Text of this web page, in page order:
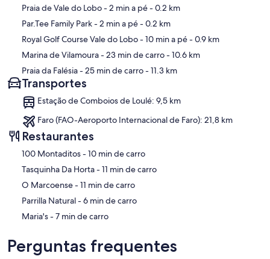
Mapa
Praia de Vale do Lobo- 2 min a pé- 0.2 km
Par.Tee Family Park- 2 min a pé- 0.2 km
Royal Golf Course Vale do Lobo- 10 min a pé- 0.9 km
Marina de Vilamoura- 23 min de carro- 10.6 km
Praia da Falésia- 25 min de carro- 11.3 km
Transportes
Estação de Comboios de Loulé: 9,5 km
Faro (FAO-Aeroporto Internacional de Faro): 21,8 km
Restaurantes
‪100 Montaditos - ‬10 min de carro
‪Tasquinha Da Horta - ‬11 min de carro
‪O Marcoense - ‬11 min de carro
‪Parrilla Natural - ‬6 min de carro
‪Maria's - ‬7 min de carro
Perguntas frequentes